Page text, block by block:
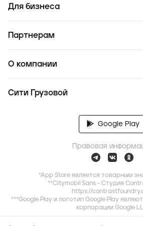
Для бизнеса
Партнерам
О компании
Сити Грузовой
Google Play
Правовая
*App Store является товарным
**Citymobil Sans - Студия
https://
***Google Play и логотип Google Play
корпорации Google